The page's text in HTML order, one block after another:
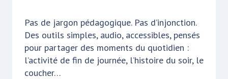
Pas de jargon pédagogique. Pas d’injonction.
Des outils simples, audio, accessibles, pensés
pour partager des moments du quotidien :
l’activité de fin de journée, l’histoire du soir, le
coucher…